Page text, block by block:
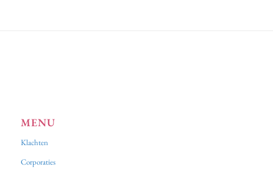
MENU
Klachten
Corporaties